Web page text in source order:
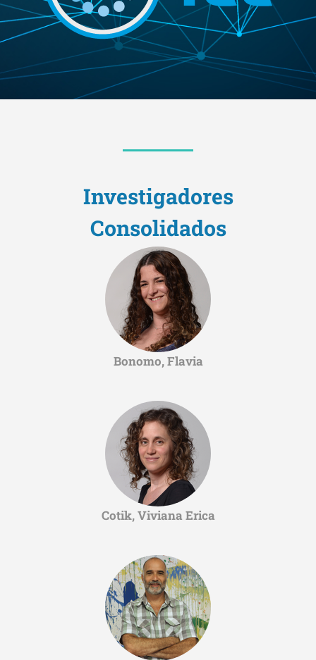
Investigadores
Consolidados
Bonomo, Flavia
Cotik, Viviana Erica